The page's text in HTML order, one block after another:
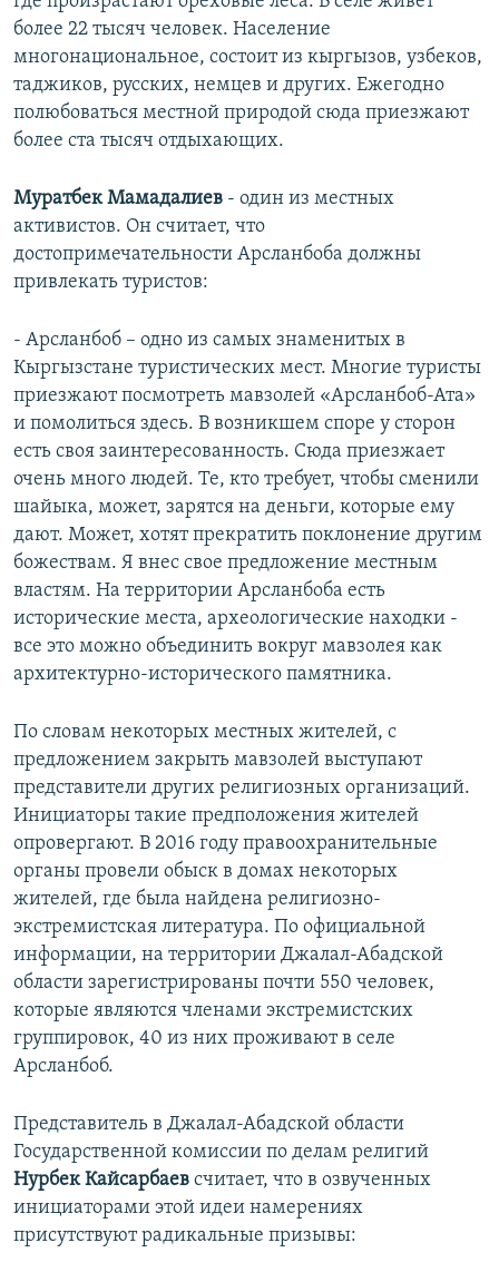
более 22 тысяч человек. Население
многонациональное, состоит из кыргызов, узбеков,
таджиков, русских, немцев и других. Ежегодно
полюбоваться местной природой сюда приезжают
более ста тысяч отдыхающих.
Муратбек Мамадалиев - один из местных
активистов. Он считает, что
достопримечательности Арсланбоба должны
привлекать туристов:
- Арсланбоб – одно из самых знаменитых в
Кыргызстане туристических мест. Многие туристы
приезжают посмотреть мавзолей «Арсланбоб-Ата»
и помолиться здесь. В возникшем споре у сторон
есть своя заинтересованность. Сюда приезжает
очень много людей. Те, кто требует, чтобы сменили
шайыка, может, зарятся на деньги, которые ему
дают. Может, хотят прекратить поклонение другим
божествам. Я внес свое предложение местным
властям. На территории Арсланбоба есть
исторические места, археологические находки -
все это можно объединить вокруг мавзолея как
архитектурно-исторического памятника.
По словам некоторых местных жителей, с
предложением закрыть мавзолей выступают
представители других религиозных организаций.
Инициаторы такие предположения жителей
опровергают. В 2016 году правоохранительные
органы провели обыск в домах некоторых
жителей, где была найдена религиозно-
экстремистская литература. По официальной
информации, на территории Джалал-Абадской
области зарегистрированы почти 550 человек,
которые являются членами экстремистских
группировок, 40 из них проживают в селе
Арсланбоб.
Представитель в Джалал-Абадской области
Государственной комиссии по делам религий
Нурбек Кайсарбаев считает, что в озвученных
инициаторами этой идеи намерениях
присутствуют радикальные призывы: